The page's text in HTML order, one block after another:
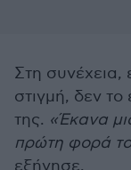
Στη συνέχεια,
στιγμή, δεν το
της. «Έκανα
πρώτη φορά
εξήγησε.